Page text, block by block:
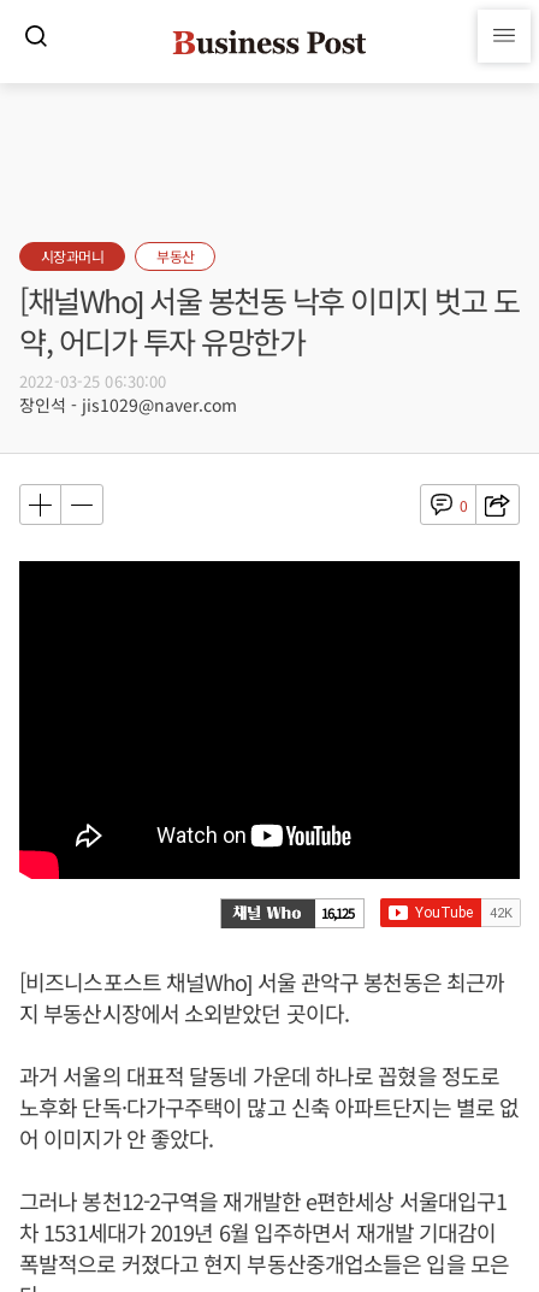
시장과머니 부동산
[채널Who] 서울 봉천동 낙후 이미지 벗고 도
약, 어디가 투자 유망한가
2022-03-25 06:30:00
장인석 - jis1029@naver.com
0
16,125
[비즈니스포스트 채널Who] 서울 관악구 봉천동은 최근까
지 부동산시장에서 소외받았던 곳이다.
과거 서울의 대표적 달동네 가운데 하나로 꼽혔을 정도로
노후화 단독·다가구주택이 많고 신축 아파트단지는 별로 없
어 이미지가 안 좋았다.
그러나 봉천12-2구역을 재개발한 e편한세상 서울대입구1
차 1531세대가 2019년 6월 입주하면서 재개발 기대감이
폭발적으로 커졌다고 현지 부동산중개업소들은 입을 모은